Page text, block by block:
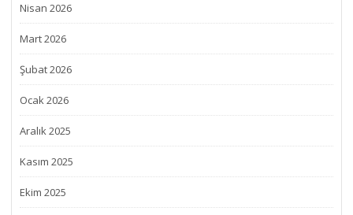
Nisan 2026
Mart 2026
Şubat 2026
Ocak 2026
Aralık 2025
Kasım 2025
Ekim 2025